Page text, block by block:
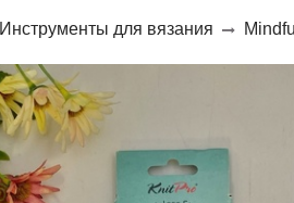
Инструменты для вязания Mindful